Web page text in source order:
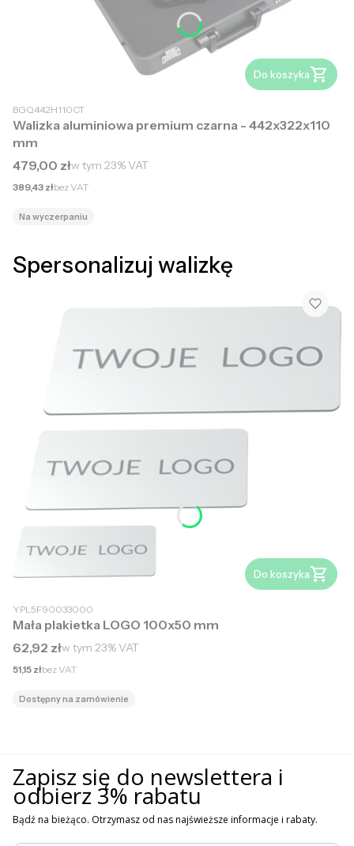
Do koszyka
BGQ442H110CT
Walizka aluminiowa premium czarna - 442x322x110
mm
Cena brutto
479,00 złw tym 23%VAT
Cena netto
389,43 złbez VAT
Na wyczerpaniu
Spersonalizuj walizkę
Do koszyka
YPL5F90033000
Mała plakietka LOGO 100x50 mm
Cena brutto
62,92 złw tym 23%VAT
Cena netto
51,15 złbez VAT
Dostępny na zamówienie
Zapisz się do newslettera i
odbierz 3% rabatu
Bądź na bieżąco. Otrzymasz od nas najświeższe informacje i rabaty.